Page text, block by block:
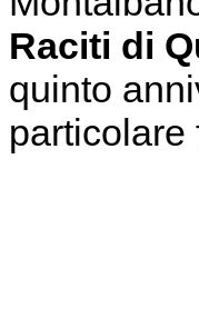
Raciti di
quinto
particolare